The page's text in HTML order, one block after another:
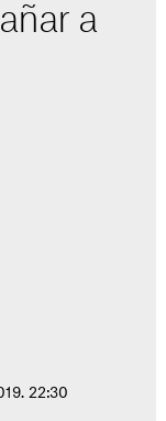
a
22:30